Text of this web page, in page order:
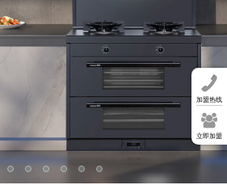
加盟热线
立即加盟